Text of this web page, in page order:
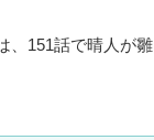
、151話で晴人が